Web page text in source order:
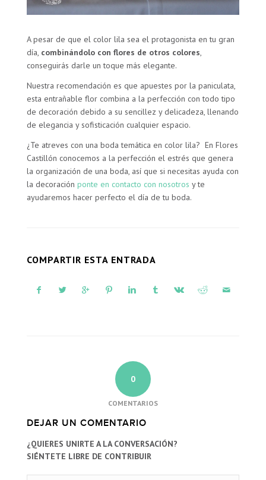
A pesar de que el color lila sea el protagonista en tu gran
día, combinándolo con flores de otros colores,
conseguirás darle un toque más elegante.
Nuestra recomendación es que apuestes por la paniculata,
esta entrañable flor combina a la perfección con todo tipo
de decoración debido a su sencillez y delicadeza, llenando
de elegancia y sofisticación cualquier espacio.
¿Te atreves con una boda temática en color lila? En Flores
Castillón conocemos a la perfección el estrés que genera
la organización de una boda, así que si necesitas ayuda con
la decoraciónponte en contacto con nosotros y te
ayudaremos hacer perfecto el día de tu boda.
COMPARTIR ESTA ENTRADA
0
COMENTARIOS
DEJAR UN COMENTARIO
¿QUIERES UNIRTE A LA CONVERSACIÓN?
SIÉNTETE LIBRE DE CONTRIBUIR